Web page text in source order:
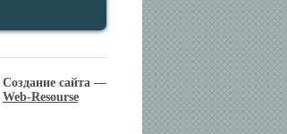
Создание сайта —
Web-Resourse